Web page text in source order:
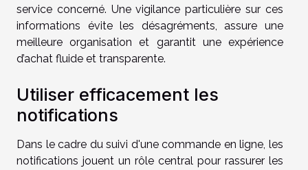
service concerné. Une vigilance particulière sur ces
informations évite les désagréments, assure une
meilleure organisation et garantit une expérience
d’achat fluide et transparente.
Utiliser efficacement les
notifications
Dans le cadre du suivi d'une commande en ligne, les
notifications jouent un rôle central pour rassurer les